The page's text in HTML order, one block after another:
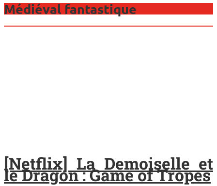
Médiéval fantastique
[Netflix] La Demoiselle et
le Dragon : Game of Tropes